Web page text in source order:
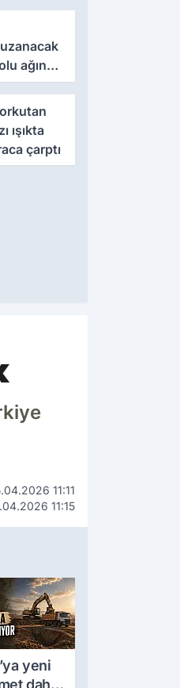
ağında
ışıkta
çarptı
11:11
11:15
yeni
daha